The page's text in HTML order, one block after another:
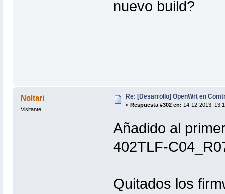
nuevo build?
Noltari
Visitante
Re: [Desarrollo] OpenWrt en
« Respuesta #302 en: 14-12-2013,
Añadido al
402TLF-
Quitados los